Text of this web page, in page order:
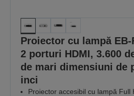
Proiector cu lampă EB-
2 porturi HDMI, 3.600
de mari dimensiuni de
inci
Proiector accesibil cu lampă Full